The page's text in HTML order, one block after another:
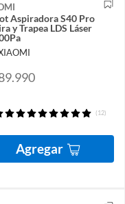
Aspiradora S40 Pro
y Trapea LDS Láser
(12)
Agregar